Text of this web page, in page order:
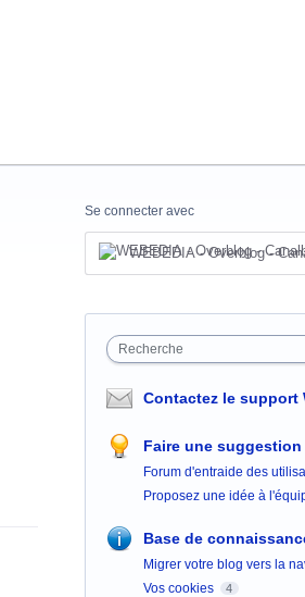
Se connecter avec
WEBEDIA - Overblog -
Recherche
Contactez le support
Faire une suggestion
Forum d'entraide des
Proposez une idée à
Base de
Migrer votre blog vers la
Vos cookies 4